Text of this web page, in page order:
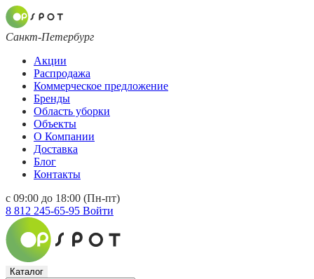
Санкт-Петербург
Акции
Распродажа
Коммерческое предложение
Бренды
Область уборки
Объекты
О Компании
Доставка
Блог
Контакты
с 09:00 до 18:00 (Пн-пт)
8 812 245-65-95 Войти
Каталог